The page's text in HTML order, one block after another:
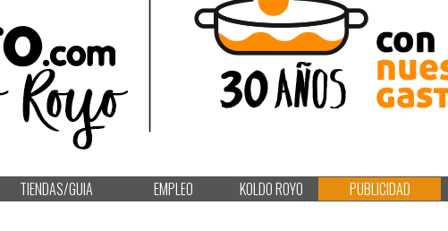
TIENDAS/GUIA EMPLEO KOLDO ROYO PUBLICIDAD